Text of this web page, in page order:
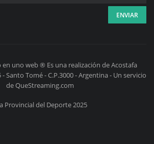
uno web ® Es una realización de Acostafa
Santo Tomé - C.P.3000 - Argentina - Un servicio
de QueStreaming.com
Provincial del Deporte 2025